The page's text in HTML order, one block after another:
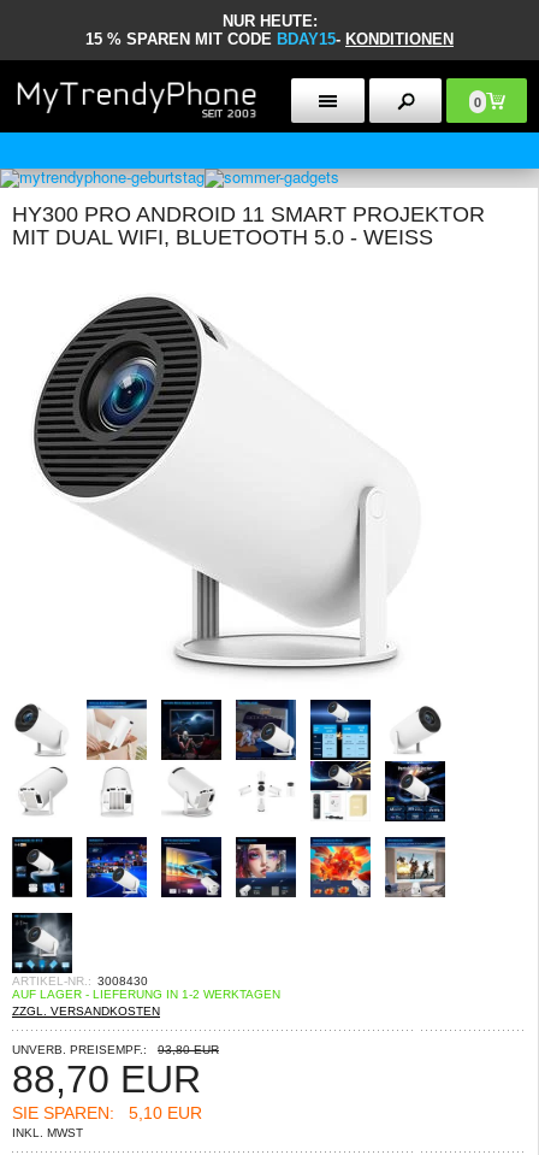
NUR HEUTE:
15 % SPAREN MIT CODE BDAY15- KONDITIONEN
0
HY300 PRO ANDROID 11 SMART PROJEKTOR
MIT DUAL WIFI, BLUETOOTH 5.0 - WEISS
ARTIKEL-NR.: 3008430
AUF LAGER - LIEFERUNG IN 1-2 WERKTAGEN
ZZGL. VERSANDKOSTEN
UNVERB. PREISEMPF.: 93,80 EUR
88,70 EUR
SIE SPAREN: 5,10 EUR
INKL. MWST